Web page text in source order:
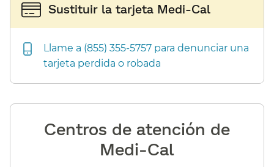
Sustituir la tarjeta Medi-Cal​​
Llame a (855) 355-5757 para denunciar una
tarjeta perdida o robada​​
Centros de atención de
Medi-Cal​​